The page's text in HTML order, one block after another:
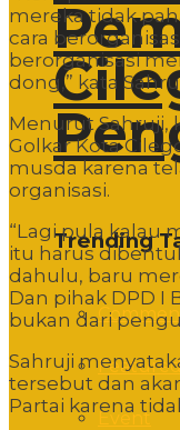
Trending
Event
mereka tidak
cara
berorganisasi
dong,” kata
Menurut Sahruji,
Golkar Kota
musda karena
organisasi.
“Lagi pula kalau
itu harus
dahulu, baru
Dan pihak DPD I
bukan dari
Sahruji
tersebut dan
Partai karena